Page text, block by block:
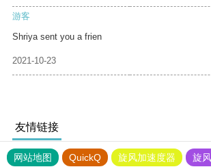
游客
Shriya sent you a frien
2021-10-23
友情链接
网站地图 QuickQ 旋风加速度器 旋风